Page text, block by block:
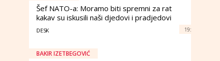
Šef NATO-a: Moramo biti spremni za rat
kakav su iskusili naši djedovi i pradjedovi
DESK 19:
BAKIR IZETBEGOVIĆ